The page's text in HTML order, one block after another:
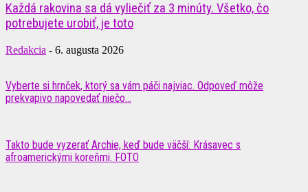
Každá rakovina sa dá vyliečiť za 3 minúty. Všetko, čo
potrebujete urobiť, je toto
Redakcia - 6. augusta 2026
Vyberte si hrnček, ktorý sa vám páči najviac. Odpoveď môže
prekvapivo napovedať niečo...
Takto bude vyzerať Archie, keď bude väčší: Krásavec s
afroamerickými koreňmi. FOTO